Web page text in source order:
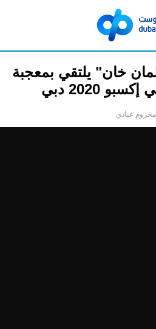
خان" يلتقي بمعجبة
2020 دبي
عبادي